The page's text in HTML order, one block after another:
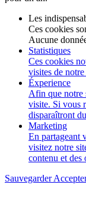
Les
Ces cookies
Aucune
Statistiques
Ces cookies
visites de
Éxperience
Afin que notre
visite. Si vous
disparaîtront
Marketing
En partageant
visitez notre
contenu et des
Sauvegarder